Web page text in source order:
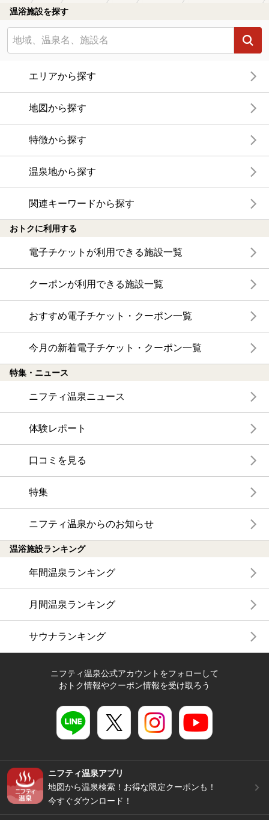
温浴施設を探す
エリアから探す
地図から探す
特徴から探す
温泉地から探す
関連キーワードから探す
おトクに利用する
電子チケットが利用できる施設一覧
クーポンが利用できる施設一覧
おすすめ電子チケット・クーポン一覧
今月の新着電子チケット・クーポン一覧
特集・ニュース
ニフティ温泉ニュース
体験レポート
口コミを見る
特集
ニフティ温泉からのお知らせ
温浴施設ランキング
年間温泉ランキング
月間温泉ランキング
サウナランキング
ニフティ温泉公式アカウントをフォローして
おトク情報やクーポン情報を受け取ろう
ニフティ温泉アプリ
地図から温泉検索！お得な限定クーポンも！
今すぐダウンロード！